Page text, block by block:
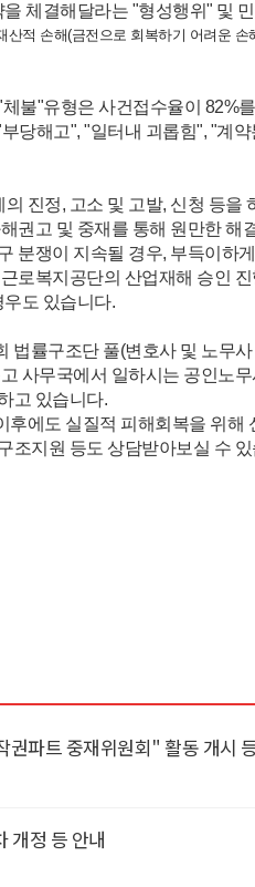
체결해달라는 "형성행위" 및
적 손해(금전으로 회복하기 어려운
불"유형은 사건접수율이 82%
당해고", "일터내 괴롭힘", "계
진정, 고소 및 고발, 신청 등을
권고 및 중재를 통해 원만한 해
분쟁이 지속될 경우, 부득이하
로복지공단의 산업재해 승인
도 있습니다.
법률구조단 풀(변호사 및 노무
사무국에서 일하시는 공인노
고 있습니다.
후에도 실질적 피해회복을 위해
조지원 등도 상담받아보실 수
파트 중재위원회" 활동 개시
개정 등 안내